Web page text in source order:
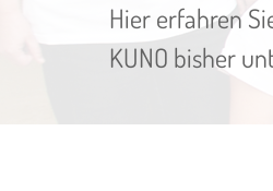
Hier erfahren
KUNO bisher